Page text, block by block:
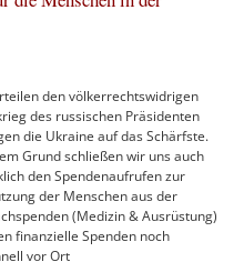
den völkerrechtswidrigen
des russischen Präsidenten
die Ukraine auf das Schärfste.
Grund schließen wir uns auch
den Spendenaufrufen zur
der Menschen aus der
(Medizin & Ausrüstung)
finanzielle Spenden noch
vor Ort